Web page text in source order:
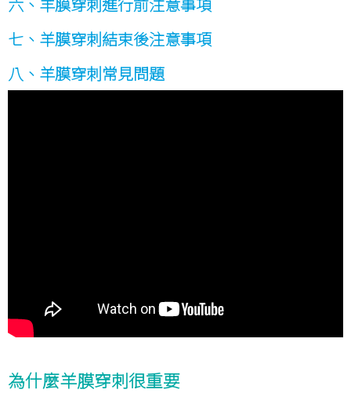
七、羊膜穿刺結束後注意事項
八、羊膜穿刺常見問題
為什麼羊膜穿刺很重要